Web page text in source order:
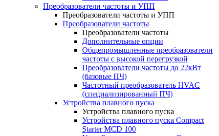
Преобразователи частоты и УПП
Преобразователи частоты и УПП
Преобразователи частоты
Преобразователи частоты
Дополнительные опции
Общепромышленные преобразователи
частоты с высокой перегрузкой
Преобразователи частоты до 22кВт
(базовые ПЧ)
Частотный преобразователь HVAC
(специализированный ПЧ)
Устройства плавного пуска
Устройства плавного пуска
Устройства плавного пуска Compact
Starter MCD 100